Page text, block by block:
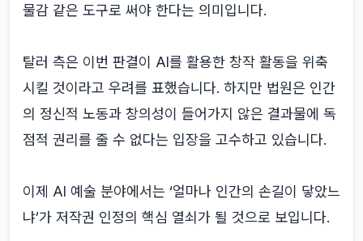
물감 같은 도구로 써야 한다는 의미입니다.
탈러 측은 이번 판결이 AI를 활용한 창작 활동을 위축
시킬 것이라고 우려를 표했습니다. 하지만 법원은 인간
의 정신적 노동과 창의성이 들어가지 않은 결과물에 독
점적 권리를 줄 수 없다는 입장을 고수하고 있습니다.
이제 AI 예술 분야에서는 ‘얼마나 인간의 손길이 닿았느
냐’가 저작권 인정의 핵심 열쇠가 될 것으로 보입니다.